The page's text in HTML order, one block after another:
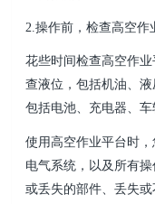
2.操作前，检查高空作
花些时间检查高空作
查液位，包括机油、
包括电池、充电器、车
使用高空作业平台时
电气系统，以及所有
或丢失的部件、丢失